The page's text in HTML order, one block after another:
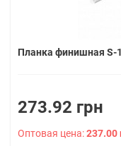
Планка финишная S-
273.92 грн
Оптовая цена:237.00